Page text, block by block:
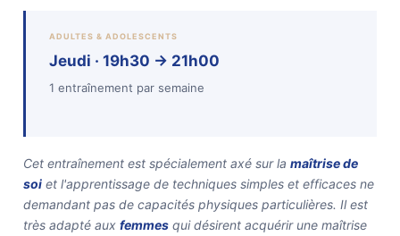
ADULTES & ADOLESCENTS
Jeudi · 19h30 → 21h00
1 entraînement par semaine
Cet entraînement est spécialement axé sur la maîtrise de
soi et l'apprentissage de techniques simples et efficaces ne
demandant pas de capacités physiques particulières. Il est
très adapté aux femmes qui désirent acquérir une maîtrise